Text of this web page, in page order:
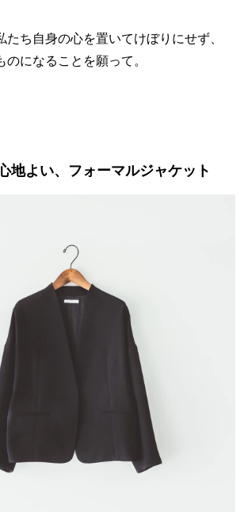
たち自身の心を置いてけぼりにせず、
になることを願って。
地よい、フォーマルジャケット